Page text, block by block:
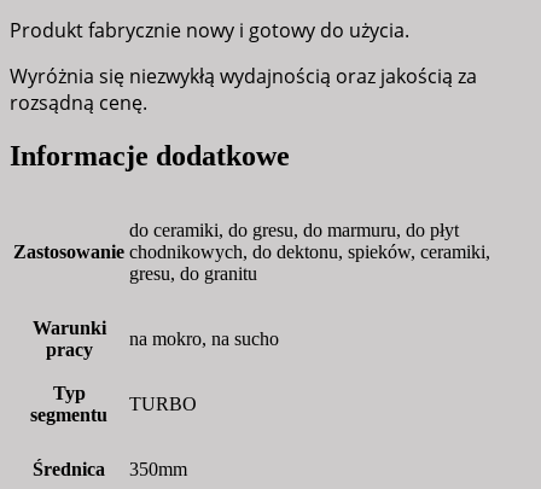
Produkt fabrycznie nowy i gotowy do użycia.
Wyróżnia się niezwykłą wydajnością oraz jakością za
rozsądną cenę.
Informacje dodatkowe
Zastosowanie
do ceramiki, do gresu, do marmuru, do płyt
chodnikowych, do dektonu, spieków, ceramiki,
gresu, do granitu
Warunki
pracy
na mokro, na sucho
Typ
segmentu
TURBO
Średnica 350mm